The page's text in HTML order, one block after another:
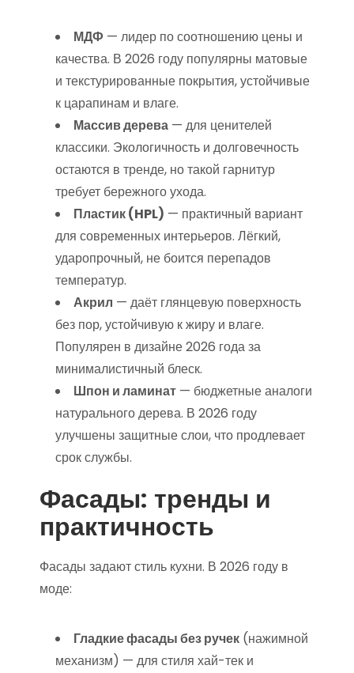
МДФ — лидер по соотношению цены и
качества. В 2026 году популярны матовые
и текстурированные покрытия, устойчивые
к царапинам и влаге.
Массив дерева — для ценителей
классики. Экологичность и долговечность
остаются в тренде, но такой гарнитур
требует бережного ухода.
Пластик (HPL) — практичный вариант
для современных интерьеров. Лёгкий,
ударопрочный, не боится перепадов
температур.
Акрил — даёт глянцевую поверхность
без пор, устойчивую к жиру и влаге.
Популярен в дизайне 2026 года за
минималистичный блеск.
Шпон и ламинат — бюджетные аналоги
натурального дерева. В 2026 году
улучшены защитные слои, что продлевает
срок службы.
Фасады: тренды и
практичность
Фасады задают стиль кухни. В 2026 году в
моде:
Гладкие фасады без ручек (нажимной
механизм) — для стиля хай-тек и